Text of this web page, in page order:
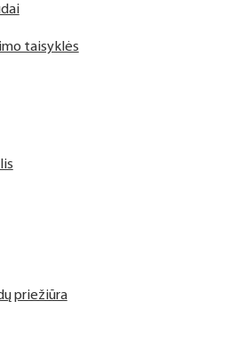
taisyklės
priežiūra